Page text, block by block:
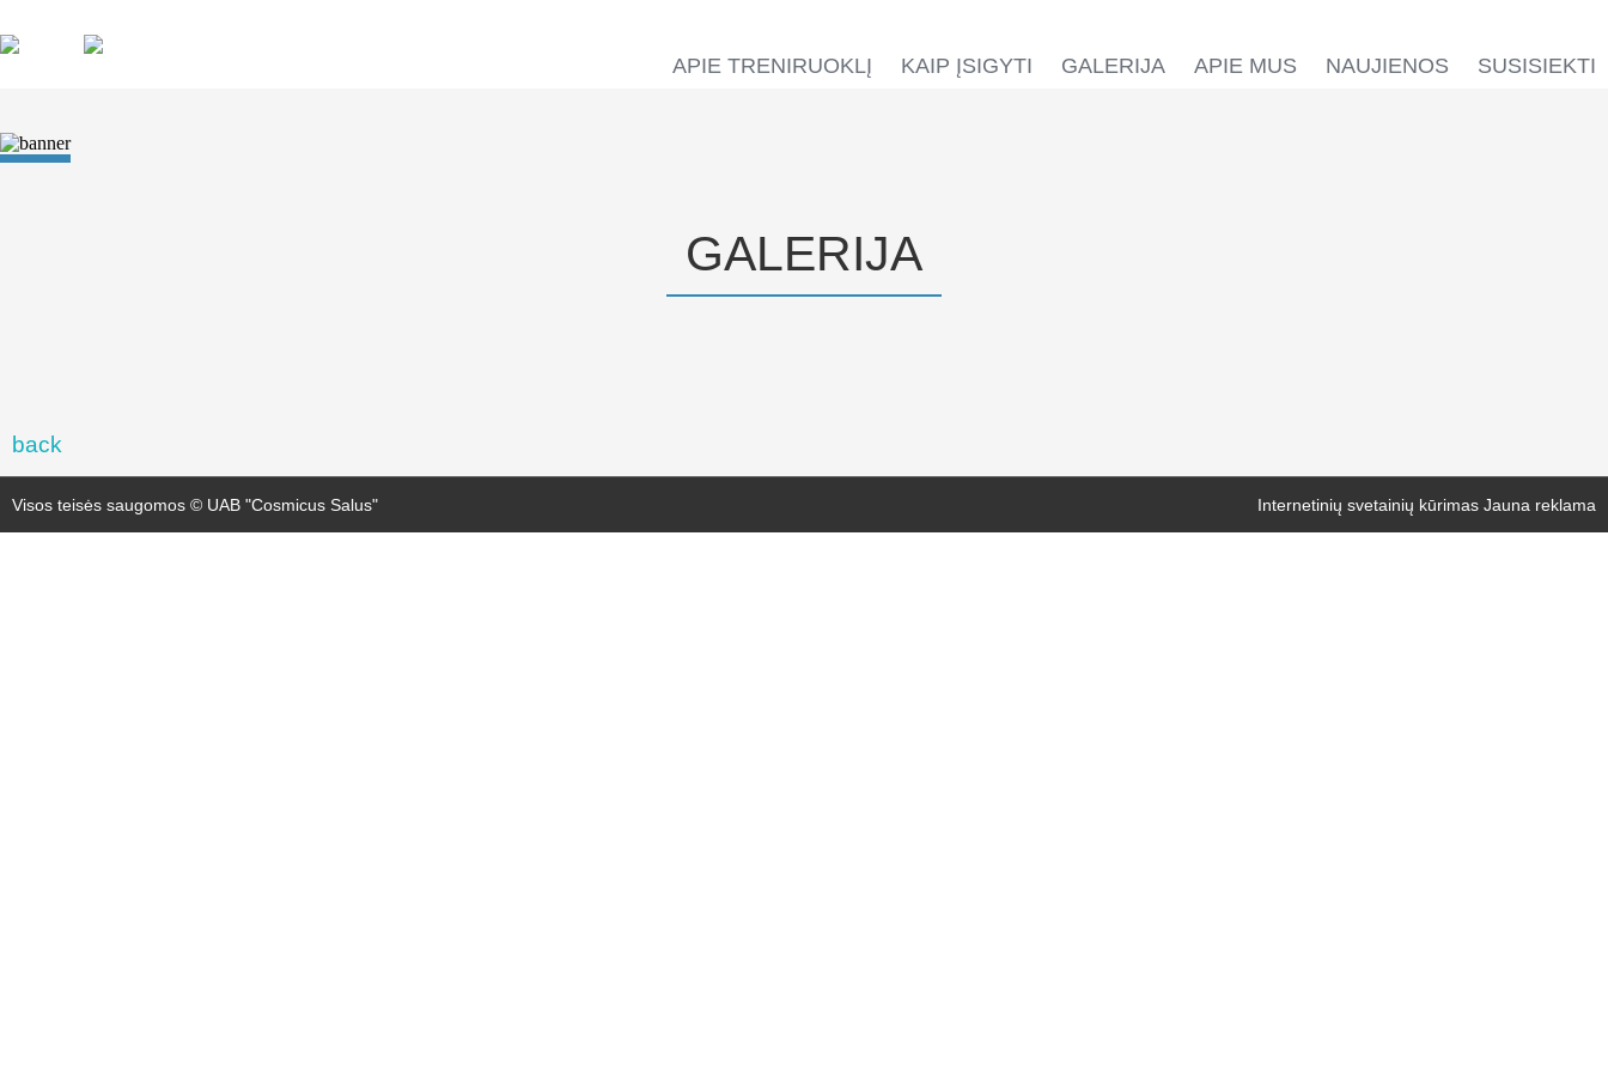
APIE TRENIRUOKLĮ KAIP ĮSIGYTI GALERIJA APIE MUS NAUJIENOS SUSISIEKTI
GALERIJA
back
Visos teisės saugomos © UAB "Cosmicus Salus" Internetinių svetainių kūrimas Jauna reklama